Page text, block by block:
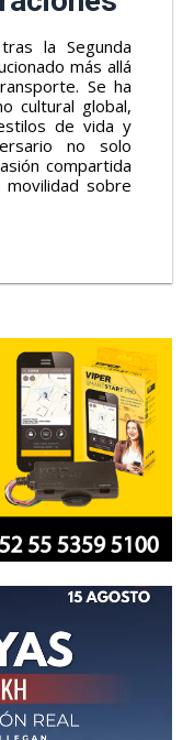
la Segunda
más allá
Se ha
cultural global,
de vida y
no solo
compartida
sobre